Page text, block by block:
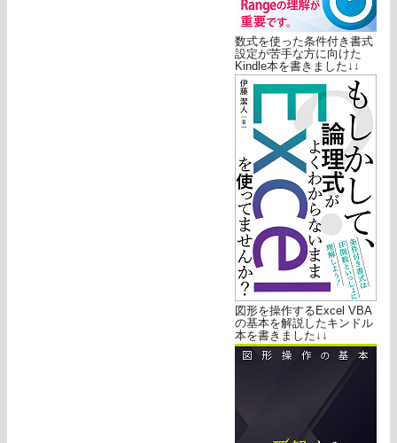
数式を使った条件付き書式
設定が苦手な方に向けた
Kindle本を書きました↓↓
図形を操作するExcel VBA
の基本を解説したキンドル
本を書きました↓↓